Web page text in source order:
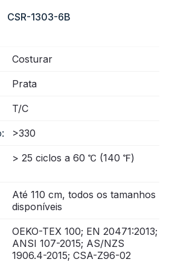
CSR-1303-6B
Costurar
Prata
T/C
>330
> 25 ciclos a 60 ℃ (140 ℉)
Até 110 cm, todos os tamanhos
disponíveis
OEKO-TEX 100; EN 20471:2013;
ANSI 107-2015; AS/NZS
1906.4-2015; CSA-Z96-02